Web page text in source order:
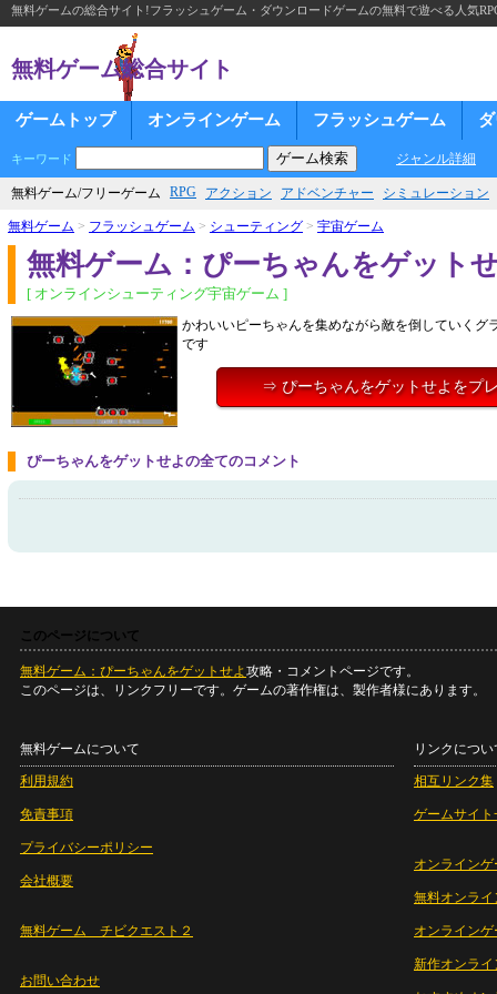
無料ゲームの総合サイト!フラッシュゲーム・ダウンロードゲームの無料で遊べる人気
無料ゲーム総合サイト
ゲームトップ オンラインゲーム フラッシュゲーム
キーワード ジャンル詳細
無料ゲーム/フリーゲーム RPG アクション アドベンチャー シミュレーション
無料ゲーム > フラッシュゲーム > シューティング > 宇宙ゲーム
無料ゲーム：ぴーちゃんをゲット
[ オンラインシューティング宇宙ゲーム ]
かわいいピーちゃんを集めながら敵を倒していくグ
です
⇒ ぴーちゃんをゲットせよをプ
ぴーちゃんをゲットせよの全てのコメント
このページについて
無料ゲーム：ぴーちゃんをゲットせよ攻略・コメントページです。
このページは、リンクフリーです。ゲームの著作権は、製作者様にあります。
無料ゲームについて
利用規約
免責事項
プライバシーポリシー
会社概要
無料ゲーム チビクエスト２
お問い合わせ
リンクについ
相互リンク集
ゲームサイト
オンラインゲ
無料オンライ
オンライン
新作オンライ